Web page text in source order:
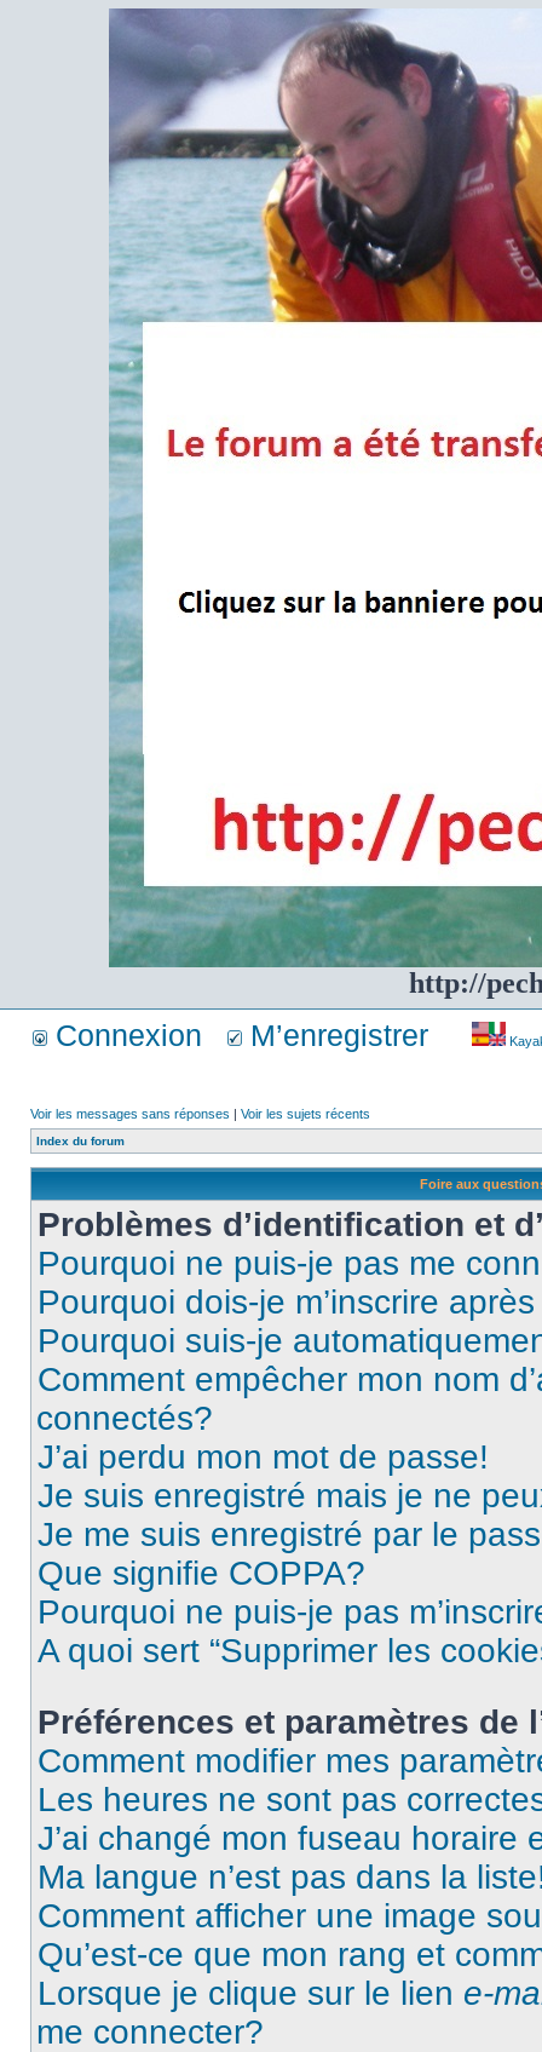
http://
Connexion M’enregistrer
Voir les messages sans réponses | Voir les sujets récents
Index du forum
Foire aux
Problèmes d’identification et
Pourquoi ne puis-je pas me
Pourquoi dois-je m’inscrire
Pourquoi suis-je
Comment empêcher mon nom
connectés?
J’ai perdu mon mot de passe!
Je suis enregistré mais je ne
Je me suis enregistré par le
Que signifie COPPA?
Pourquoi ne puis-je pas
A quoi sert “Supprimer les
Préférences et paramètres de
Comment modifier mes
Les heures ne sont pas
J’ai changé mon fuseau horaire
Ma langue n’est pas dans la
Comment afficher une image
Qu’est-ce que mon rang et
Lorsque je clique sur le lien e-
me connecter?